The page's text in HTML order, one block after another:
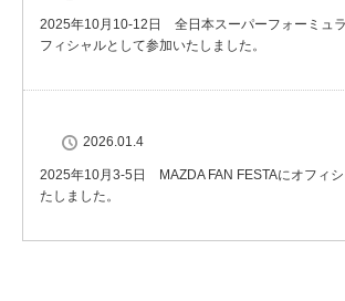
2025年10月10-12日 全日本スーパーフォーミュ
フィシャルとして参加いたしました。
2026.01.4
2025年10月3-5日 MAZDA FAN FESTAにオフィ
たしました。